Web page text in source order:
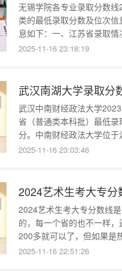
无锡学院各专业录取分数
类的最低录取分数及位次
息如下：一、江苏省录取
最低录取分数线为：首选历
2025-11-16 23:18:19
武汉南湖大学录取分
武汉中南财经政法大学
省（普通类本科批）最低
分。中南财经政法大学位
管理、法律、文学为主的综
2025-11-16 23:03:46
2024艺术生考大专分
2024艺术生考大专分数线
的，每一个省的也不一样
200多就可以了，但如果是
艺术生考大专的分数线预测
2025-11-16 22:51:26